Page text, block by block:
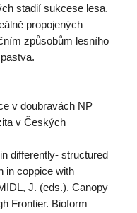
stadií sukcese lesa.
propojených
způsobům lesního
v doubravách NP
v Českých
differently- structured
in coppice with
J. (eds.). Canopy
Frontier. Bioform